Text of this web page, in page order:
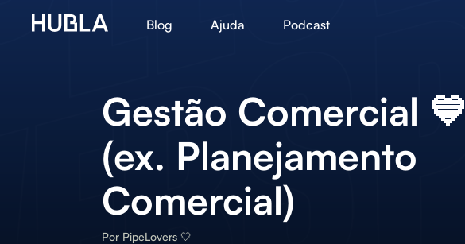
Blog Ajuda Podcast
Gestão Comercial 💙
(ex. Planejamento
Comercial)
Por PipeLovers 🤍